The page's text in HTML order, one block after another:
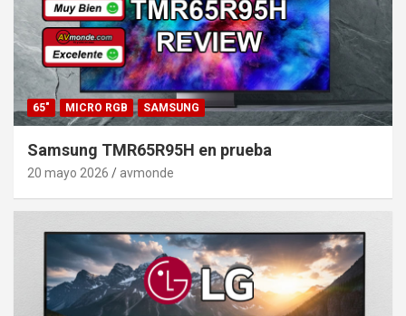
65" MICRO RGB SAMSUNG
Samsung TMR65R95H en prueba
20 mayo 2026 avmonde